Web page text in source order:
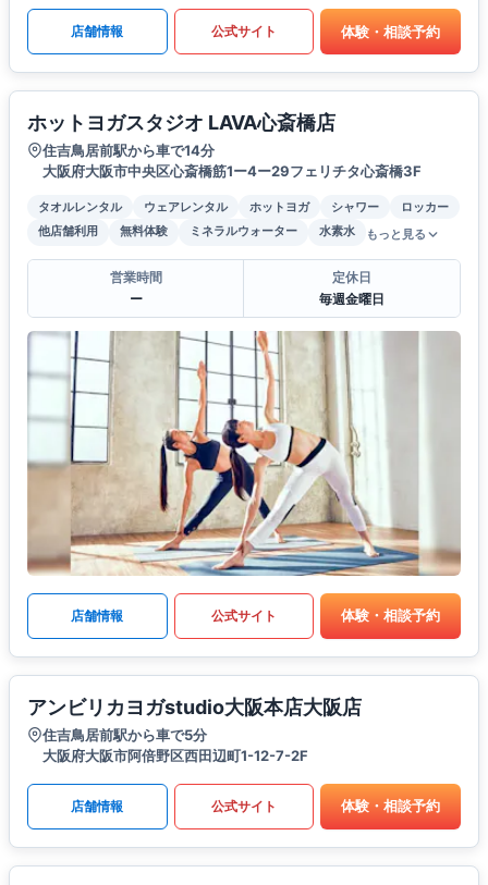
店舗情報 公式サイト 体験・相談予約
ホットヨガスタジオ LAVA心斎橋店
住吉鳥居前駅から車で14分
大阪府大阪市中央区心斎橋筋1ー4ー29フェリチタ心斎橋3F
タオルレンタル ウェアレンタル ホットヨガ シャワー
ロッカー
他店舗利用
無料体験 ミネラルウォーター 水素水 もっと見る
営業時間
ー
定休日
毎週金曜日
店舗情報 公式サイト 体験・相談予約
アンビリカヨガstudio大阪本店大阪店
住吉鳥居前駅から車で5分
大阪府大阪市阿倍野区西田辺町1-12-7-2F
店舗情報 公式サイト 体験・相談予約